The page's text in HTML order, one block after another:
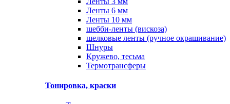
Ленты 6 мм
Ленты 10 мм
шебби-ленты (вискоза)
шелковые ленты (ручное окрашивание)
Шнуры
Кружево, тесьма
Термотрансферы
Тонировка, краски